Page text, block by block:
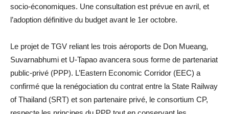
socio-économiques. Une consultation est prévue en avril, et
l’adoption définitive du budget avant le 1er octobre.
Le projet de TGV reliant les trois aéroports de Don Mueang,
Suvarnabhumi et U-Tapao avancera sous forme de partenariat
public-privé (PPP). L’Eastern Economic Corridor (EEC) a
confirmé que la renégociation du contrat entre la State Railway
of Thailand (SRT) et son partenaire privé, le consortium CP,